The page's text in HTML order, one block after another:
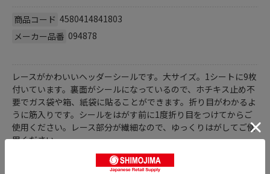
商品コード 4580414841803
メーカー品番 094878
レースがかわいいヘッダーシールです。大サイズ。1シートに9枚
付いています。裏面がシールになっているので、ホチキス止め不
要でガス袋や箱、紙袋に貼ることができます。折り目がわかるよ
うに筋入りです。シールをはがす前に1度折り目をつけてからご
使用ください。レース部分が繊細なので、ゆっくりはがしてご使
用ください